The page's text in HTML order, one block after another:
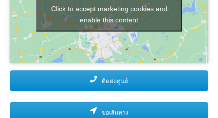
Click to accept marketing cookies and
enable this content
ติดต่อศูนย์
ขอเส้นทาง